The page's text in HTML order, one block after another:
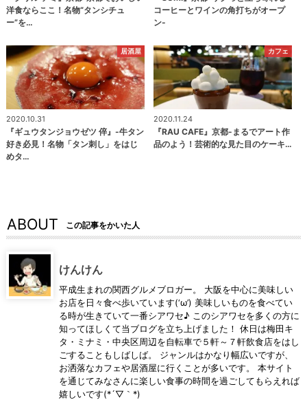
洋食ならここ！名物“タンシチュ
ー”を…
コーヒーとワインの角打ちがオープ
ン-
居酒屋
2020.10.31
『ギュウタンジョウゼツ 倅』-牛タン
好き必見！名物「タン刺し」をはじ
めタ…
カフェ
2020.11.24
『RAU CAFE』京都-まるでアート作
品のよう！芸術的な見た目のケーキ…
ABOUT この記事をかいた人
けんけん
平成生まれの関西グルメブロガー。 大阪を中心に美味しい
お店を日々食べ歩いています(‘ω’) 美味しいものを食べてい
る時が生きていて一番シアワセ♪ このシアワセを多くの方に
知ってほしくて当ブログを立ち上げました！ 休日は梅田キ
タ・ミナミ・中央区周辺を自転車で５軒～７軒飲食店をはし
ごすることもしばしば。 ジャンルはかなり幅広いですが、
お洒落なカフェや居酒屋に行くことが多いです。 本サイト
を通じてみなさんに楽しい食事の時間を過ごしてもらえれば
嬉しいです(*´▽｀*)